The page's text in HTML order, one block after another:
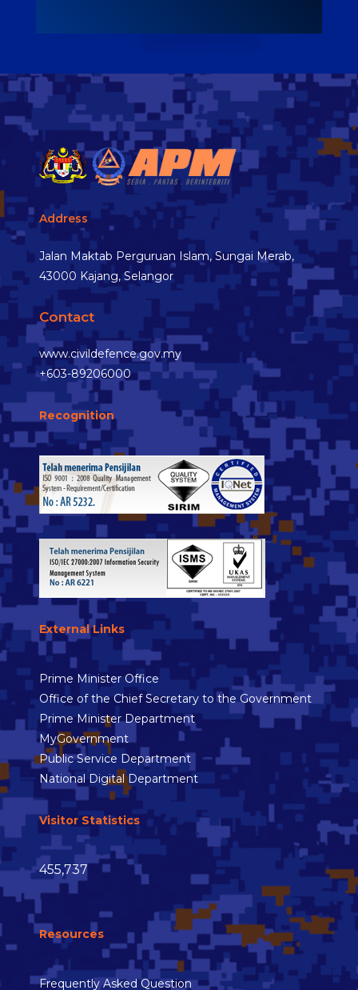
Address
Jalan Maktab Perguruan Islam, Sungai Merab,
43000 Kajang, Selangor
Contact
www.civildefence.gov.my
+603-89206000
Recognition
External Links
Prime Minister Office
Office of the Chief Secretary to the Government
Prime Minister Department
MyGovernment
Public Service Department
National Digital Department
Visitor Statistics
455,737
Resources
Frequently Asked Question